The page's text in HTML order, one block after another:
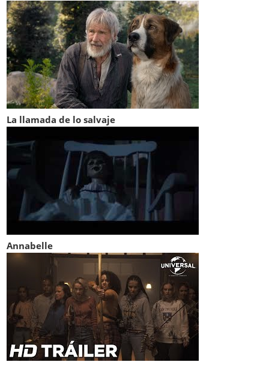
La llamada de lo salvaje
Annabelle